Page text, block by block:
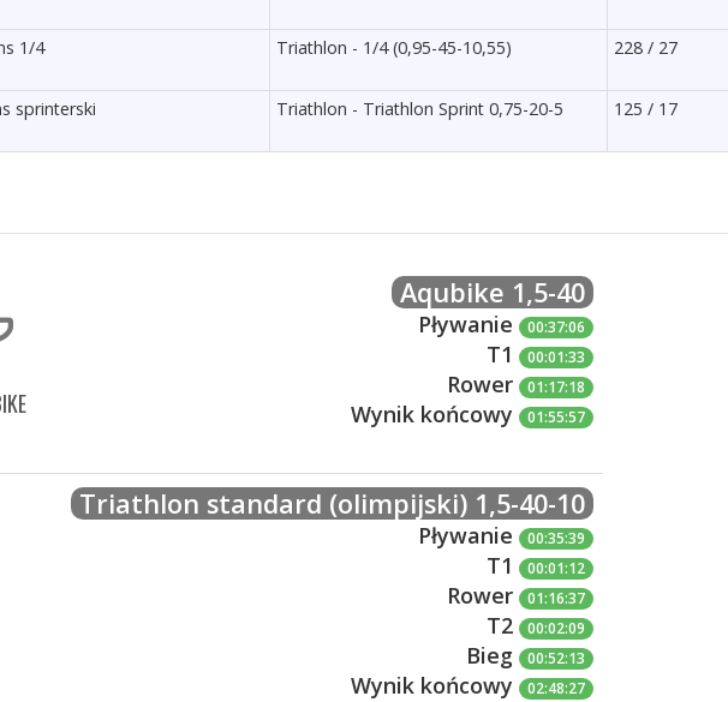
1/4 Triathlon - 1/4 (0,95-45-10,55) 228 / 27
sprinterski Triathlon - Triathlon Sprint 0,75-20-5 125 / 17
Aqubike 1,5-40
Pływanie 00:37:06
T1 00:01:33
Rower 01:17:18
Wynik końcowy 01:55:57
Triathlon standard (olimpijski) 1,5-40-10
Pływanie 00:35:39
T1 00:01:12
Rower 01:16:37
T2 00:02:09
Bieg 00:52:13
Wynik końcowy 02:48:27